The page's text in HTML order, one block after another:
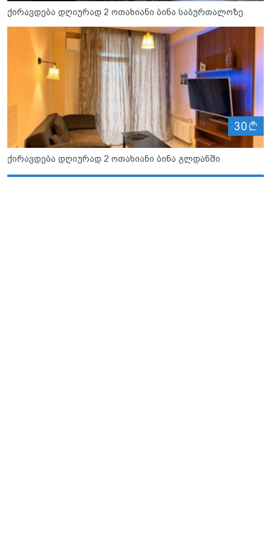
ქირავდება დღიურად 2 ოთახიანი ბინა საბურთალოზე
30
ქირავდება დღიურად 2 ოთახიანი ბინა გლდანში